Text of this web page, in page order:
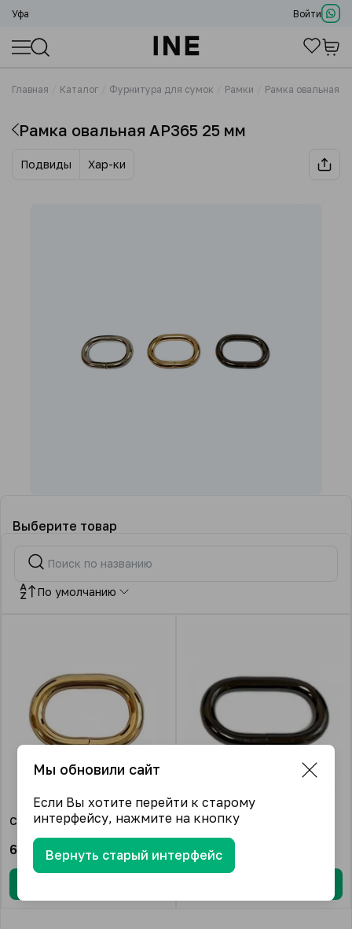
Уфа Войти
Главная Каталог Фурнитура для сумок Рамки Рамка овальная
Рамка овальная AP365 25 мм
Подвиды Хар-ки
Выберите товар
По умолчанию
Св. золото
67.00₽/упак.
Черный никель
67.00
Мы обновили сайт
Если Вы хотите перейти к старому
интерфейсу, нажмите на кнопку
Вернуть старый интерфейс